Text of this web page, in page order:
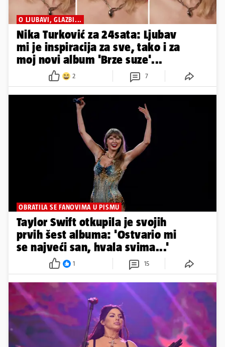
O LJUBAVI, GLAZBI...
Nika Turković za 24sata: Ljubav
mi je inspiracija za sve, tako i za
moj novi album 'Brze suze'...
2 7
OBRATILA SE FANOVIMA U PISMU
Taylor Swift otkupila je svojih
prvih šest albuma: 'Ostvario mi
se najveći san, hvala svima...'
1 15